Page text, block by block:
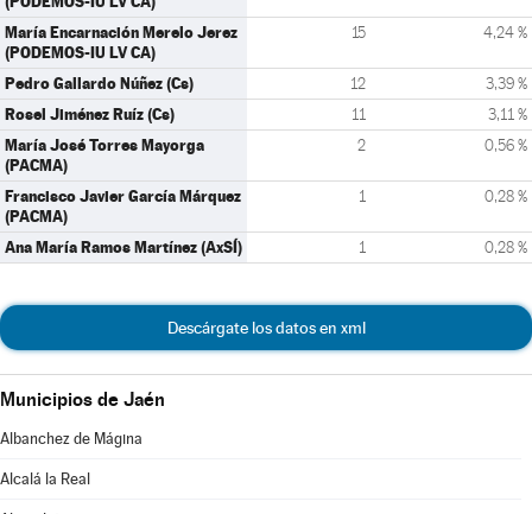
María Encarnación Merelo Jerez
(PODEMOS-IU LV CA)
15 4,24 %
Pedro Gallardo Núñez (Cs) 12 3,39 %
Rosel Jiménez Ruíz (Cs) 11 3,11 %
María José Torres Mayorga
(PACMA)
2 0,56 %
Francisco Javier García Márquez
(PACMA)
1 0,28 %
Ana María Ramos Martínez (AxSÍ) 1 0,28 %
Descárgate los datos en xml
Municipios de Jaén
Albanchez de Mágina
Alcalá la Real